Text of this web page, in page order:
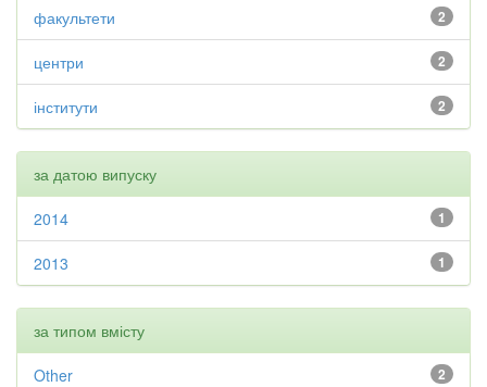
2
факультети
2
центри
2
інститути
за датою випуску
1
2014
1
2013
за типом вмісту
2
Other